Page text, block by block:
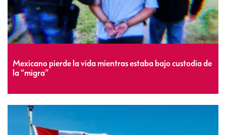
Mexicano pierde la vida mientras estaba bajo custodia de
la “migra”